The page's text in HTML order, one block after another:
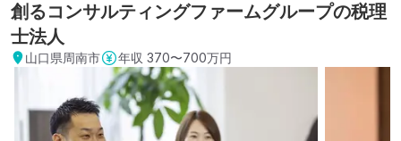
創るコンサルティングファームグループの税理
士法人
山口県周南市 年収 370〜700万円